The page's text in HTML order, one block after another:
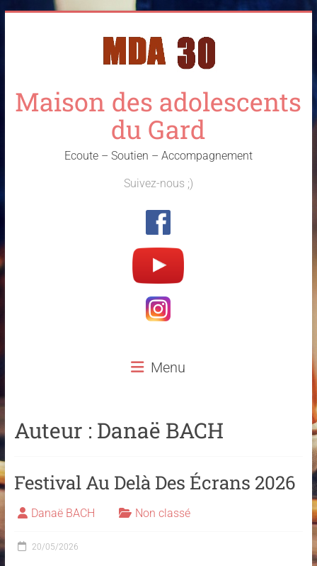
Maison des adolescents
du Gard
Ecoute – Soutien – Accompagnement
Suivez-nous ;)
Menu
Auteur : Danaë BACH
Festival Au Delà Des Écrans 2026
Danaë BACH Non classé
20/05/2026